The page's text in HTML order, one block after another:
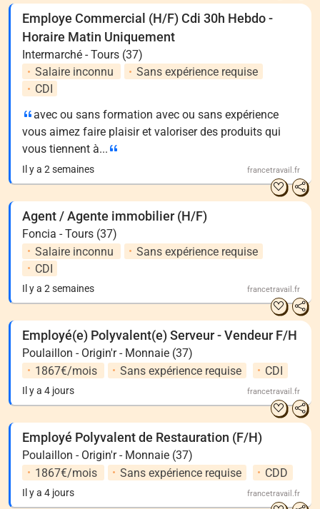
Employe Commercial (H/F) Cdi 30h Hebdo -
Horaire Matin Uniquement
Intermarché - Tours (37)
Salaire inconnu
Sans expérience requise
CDI
avec ou sans formation avec ou sans expérience
vous aimez faire plaisir et valoriser des produits qui
vous tiennent à...
Il y a 2 semaines francetravail.fr
Agent / Agente immobilier (H/F)
Foncia - Tours (37)
Salaire inconnu
Sans expérience requise
CDI
Il y a 2 semaines francetravail.fr
Employé(e) Polyvalent(e) Serveur - Vendeur F/H
Poulaillon - Origin'r - Monnaie (37)
1867€/mois
Sans expérience requise CDI
Il y a 4 jours francetravail.fr
Employé Polyvalent de Restauration (F/H)
Poulaillon - Origin'r - Monnaie (37)
1867€/mois
Sans expérience requise CDD
Il y a 4 jours francetravail.fr